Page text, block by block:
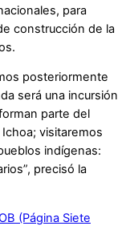
para
construcción de la
posteriormente
será una incursión
parte del
visitaremos
indígenas:
precisó la
(Página Siete